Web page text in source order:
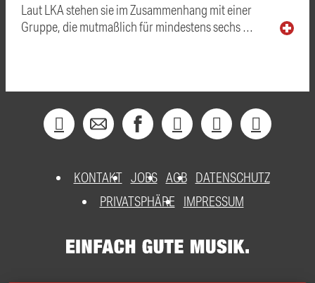
Laut LKA stehen sie im Zusammenhang mit einer
Gruppe, die mutmaßlich für mindestens sechs …
KONTAKT JOBS AGB DATENSCHUTZ
PRIVATSPHÄRE
IMPRESSUM